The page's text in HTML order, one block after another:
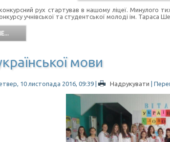
рух стартував в нашому ліцеї. Минулого
учнівської та студентської молоді ім. Тараса
мови
10 листопада 2016, 09:39 | Надрукувати |